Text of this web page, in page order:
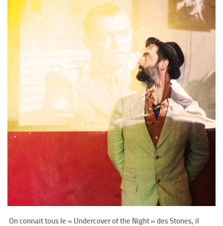
On connait tous le « Undercover of the Night » des Stones, il